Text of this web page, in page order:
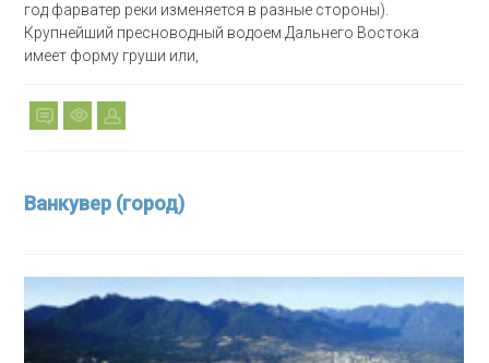
год фарватер реки изменяется в разные стороны).
Крупнейший пресноводный водоем Дальнего Востока
имеет форму груши или,
Ванкувер (город)